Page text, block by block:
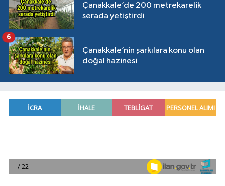
Çanakkale’de 200 metrekarelik
serada yetiştirdi
Çanakkale’nin şarkılara konu olan
doğal hazinesi
6